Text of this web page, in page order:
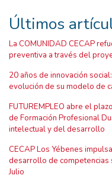
Últimos
La COMUNIDAD CECAP
preventiva a través del
20 años de innovación
evolución de su modelo de
FUTUREMPLEO abre el
de Formación Profesional
intelectual y del desarrollo
CECAP Los Yébenes
desarrollo de competencias
Julio